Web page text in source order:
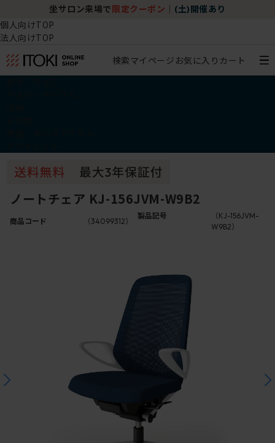
坐サロン来場で 限定クーポン (土)開催あり
個人向けTOP
法人向けTOP
検索マイページ お気に入り カート
ノートチェア KJ-156JVM-W9B2
商品コード （34099312）
製品記号
（KJ-156JVM-
W9B2）